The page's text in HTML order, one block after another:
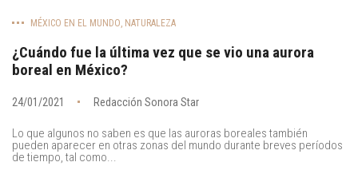
MÉXICO EN EL MUNDO NATURALEZA
¿Cuándo fue la última vez que se vio una aurora
boreal en México?
24/01/2021 Redacción Sonora Star
Lo que algunos no saben es que las auroras boreales también
pueden aparecer en otras zonas del mundo durante breves períodos
de tiempo, tal como...